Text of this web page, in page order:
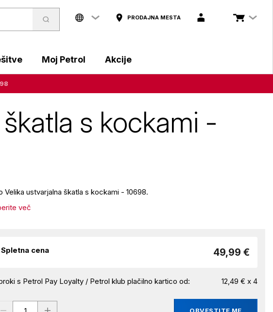
PRODAJNA MESTA
Moj Petrol Akcije
s kockami -
Velika ustvarjalna škatla s kockami - 10698.
več
Spletna cena 49,99 €
s Petrol Pay Loyalty / Petrol klub plačilno kartico od: 12,49 € x 4